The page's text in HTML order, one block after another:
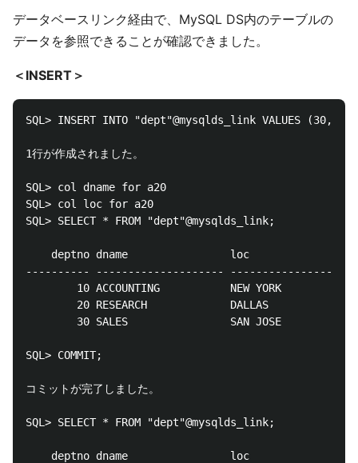
データベースリンク経由で、MySQL DS内のテーブルの
データを参照できることが確認できました。
＜INSERT＞
SQL> INSERT INTO "dept"@mysqlds_link VALUES
1行が作成されました。
SQL> col dname for a20
SQL> col loc for a20
SQL> SELECT * FROM "dept"@mysqlds_link;
    deptno dname	        	loc
---------- -------------------- --------------------
SQL> COMMIT;
コミットが完了しました。
SQL> SELECT * FROM "dept"@mysqlds_link;
    deptno dname	        	loc